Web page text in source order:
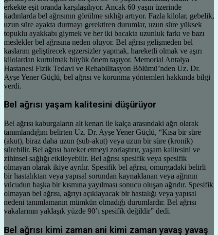
erkekte eşit oranda karşılaşılıyor. Ancak 60 yaşın üzerinde
kadınlarda bel ağrısının görülme sıklığı artıyor. Fazla kilolar, gebelik,
uzun süre ayakta durmayı gerektiren durumlar, uzun süre yüksek
topuklu ayakkabı giymek ve her iki bacakta uzunluk farkı ve bazı
meslekler bel ağrısına neden oluyor. Bel ağrısı gelişmeden bel
kaslarını geliştirecek egzersizler yapmak, hareketli olmak ve aşırı
kilolardan kurtulmak büyük önem taşıyor. Memorial Antalya
Hastanesi Fizik Tedavi ve Rehabilitasyon Bölümü’nden Uz. Dr.
Ayşe Yener Güçlü, bel ağrısı ve korunma yöntemleri hakkında bilgi
verdi.
Bel ağrısı yaşam kalitesini düşürüyor
Bel ağrısı kaburgaların alt kenarı ile kalça arasındaki ağrı olarak
tanımlandığını belirten Uz. Dr. Ayşe Yener Güçlü, “Kısa bir süre
(akut), biraz daha uzun (sub-akut) veya uzun bir süre (kronik)
sürebilir. Bel ağrısı hareket etmeyi zorlaştırır, yaşam kalitesini ve
zihinsel sağlığı etkileyebilir. Bel ağrısı spesifik veya spesifik
olmayan olarak ikiye ayrılır. Spesifik bel ağrısı, omurgadaki belirli
bir hastalıktan veya yapısal sorundan kaynaklanan veya ağrının
vücudun başka bir kısmına yayılması sonucu oluşan ağrıdır. Spesifik
olmayan bel ağrısı, ağrıyı açıklayacak bir hastalığı veya yapısal
nedeni tanımlamanın mümkün olmadığı durumlardır. Bel ağrısı
vakalarının yaklaşık yüzde 90’ı spesifik değildir” dedi.
Bel ağrısı kimi zaman ani kimi zaman yavaş yavaş